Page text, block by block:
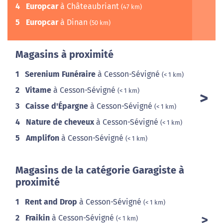
4 Europcarà Châteaubriant (47 km)
5 Europcarà Dinan (50 km)
Magasins à proximité
1 Serenium Funéraire à Cesson-Sévigné (< 1 km)
2 Vitame à Cesson-Sévigné (< 1 km)
3 Caisse d'Épargne à Cesson-Sévigné (< 1 km)
4 Nature de cheveux à Cesson-Sévigné (< 1 km)
5 Amplifon à Cesson-Sévigné (< 1 km)
Magasins de la catégorie Garagiste à
proximité
1 Rent and Drop à Cesson-Sévigné (< 1 km)
2 Fraikin à Cesson-Sévigné (< 1 km)